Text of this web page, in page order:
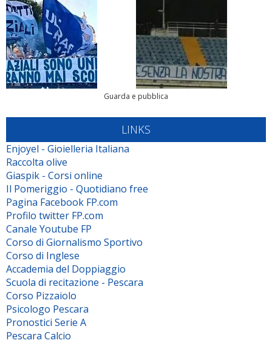
Guarda e pubblica
LINKS
Enjoyel - Gioielleria Italiana
Raccolta olive
Giaspik - Corsi online
Il Pomeriggio - Quotidiano free
Pagina Facebook FP.com
Profilo twitter FP.com
Canale Youtube FP
Corso di Giornalismo Sportivo
Corso di Inglese
Accademia del Doppiaggio
Scuola di recitazione - Pescara
Corso Pizzaiolo
Psicologo Pescara
Pronostici Serie A
Pescara Calcio